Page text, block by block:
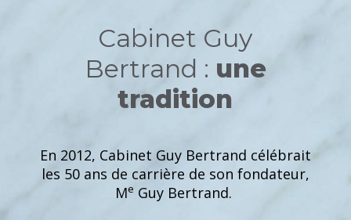
Cabinet Guy
Bertrand : une
tradition
En 2012, Cabinet Guy Bertrand célébrait
les 50 ans de carrière de son fondateur,
Me Guy Bertrand.